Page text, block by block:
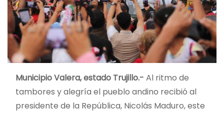
Municipio Valera, estado Trujillo.- Al ritmo de
tambores y alegría el pueblo andino recibió al
presidente de la República, Nicolás Maduro, este